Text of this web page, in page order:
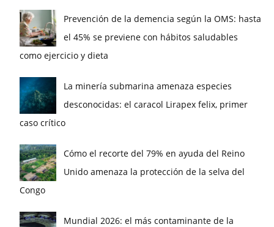
Prevención de la demencia según la OMS: hasta
el 45% se previene con hábitos saludables
como ejercicio y dieta
La minería submarina amenaza especies
desconocidas: el caracol Lirapex felix, primer
caso crítico
Cómo el recorte del 79% en ayuda del Reino
Unido amenaza la protección de la selva del
Congo
Mundial 2026: el más contaminante de la